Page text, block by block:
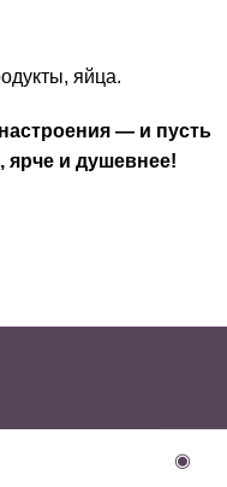
яйца.
— и пусть
ярче и душевнее!
◉